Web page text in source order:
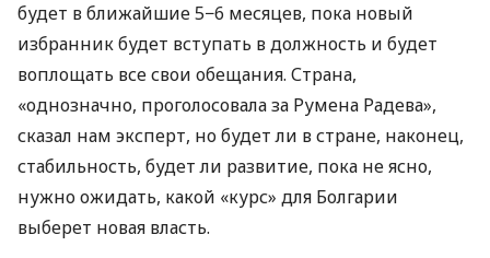
будет в ближайшие 5−6 месяцев, пока новый
избранник будет вступать в должность и будет
воплощать все свои обещания. Страна,
«однозначно, проголосовала за Румена Радева»,
сказал нам эксперт, но будет ли в стране, наконец,
стабильность, будет ли развитие, пока не ясно,
нужно ожидать, какой «курс» для Болгарии
выберет новая власть.